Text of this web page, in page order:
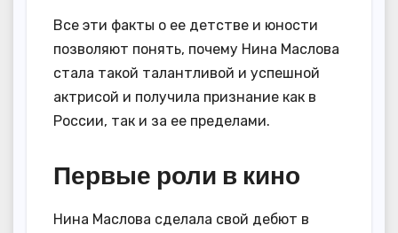
Все эти факты о ее детстве и юности
позволяют понять, почему Нина Маслова
стала такой талантливой и успешной
актрисой и получила признание как в
России, так и за ее пределами.
Первые роли в кино
Нина Маслова сделала свой дебют в